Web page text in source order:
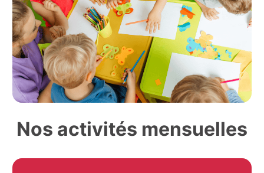
Nos activités mensuelles